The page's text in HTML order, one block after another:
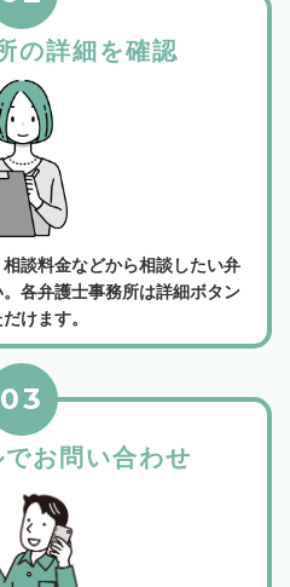
の詳細を確認
談料金などから相談したい弁
各弁護士事務所は詳細ボタン
けます。
お問い合わせ
03